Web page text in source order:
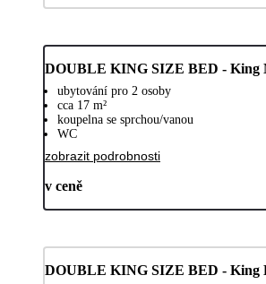
DOUBLE KING SIZE BED - King
ubytování pro 2 osoby
cca 17 m²
koupelna se sprchou/vanou
WC
zobrazit podrobnosti
v ceně
DOUBLE KING SIZE BED - King